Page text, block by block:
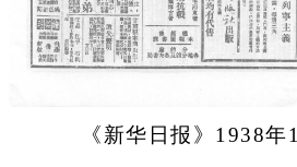
《新华日报》1938